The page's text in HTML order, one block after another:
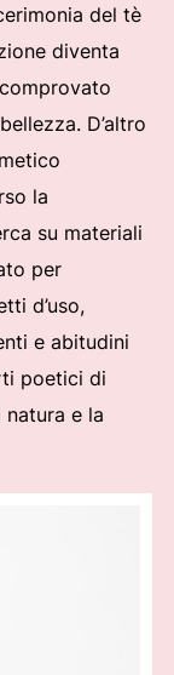
del tè
diventa
D’altro
la
su materiali
per
d’uso,
e abitudini
poetici di
natura e la